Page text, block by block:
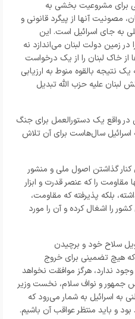
برای مشروعیت بخشی به
مصونیت آنها از پیگرد قانونی و
به جای اسرائیل است. این
زمین دولت لبنان می‌اندازد نه
خاک لبنان را از یک درخواست
نتیجه بالقوه منوط به ارزیابی
لبنان علیه حزب الله تبدیل
در واقع یک دستورالعمل برای جنگ
اسرائیل سال‌هاست برای آن تلاش
کنار گذاشتن اصول ملی و منشور
را که عنصر قدرت و ابزار
بلکه پذیرفته که مقاومت،
را اشغال کرده و آن را مورد
سلاح خود و برچیدن
هیچ تضمینی برای خروج
ندارد، هرگز موافقت نخواهد
جمهور و نواف سلام، نخست وزیر
به اسرائیل به شمار می‌رود که
و باید منتظر عواقب آن باشیم.